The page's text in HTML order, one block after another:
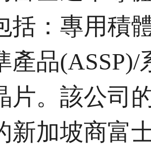
括：專用積
產品
片。該公司
新加坡商富